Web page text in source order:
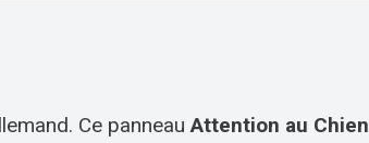
Ce panneauAttention au Chien